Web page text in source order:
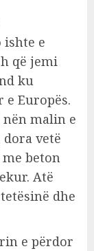
ishte e
që jemi
ku
Europës.
malin e
vetë
beton
Atë
dhe
e përdor